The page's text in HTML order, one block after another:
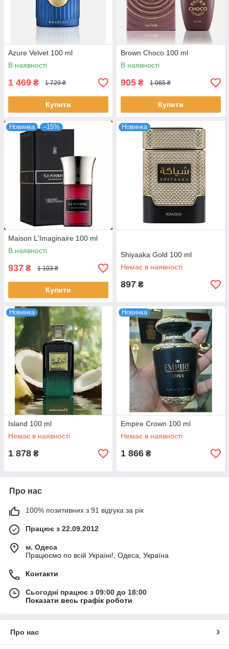
Azure Velvet 100 ml
В наявності
1 469 ₴ 1 729 ₴
Купити
Brown Choco 100 ml
В наявності
905 ₴ 1 065 ₴
Купити
Новинка –15%
Maison L'Imaginaire 100 ml
В наявності
937 ₴ 1 103 ₴
Купити
Новинка
Shiyaaka Gold 100 ml
Немає в наявності
897 ₴
Новинка
Island 100 ml
Немає в наявності
1 878 ₴
Новинка
Empire Crown 100 ml
Немає в наявності
1 866 ₴
Про нас
100% позитивних з 91 відгука за рік
Працює з 22.09.2012
м. Одеса
Працюємо по всій Україні!, Одеса, Україна
Контакти
Сьогодні працює з 09:00 до 18:00
Показати весь графік роботи
Про нас